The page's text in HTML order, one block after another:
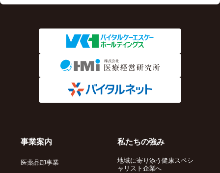
事業案内
医薬品卸事業
私たちの強み
地域に寄り添う健康スペシ
ャリスト企業へ